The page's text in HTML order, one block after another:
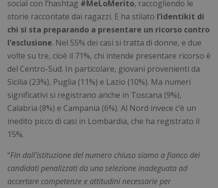
social con l’hashtag #MeLoMerito, raccogliendo le
storie raccontate dai ragazzi. E ha stilato l’identikit di
chi si sta preparando a presentare un ricorso contro
l’esclusione. Nel 55% dei casi si tratta di donne, e due
volte su tre, cioè il 71%, chi intende presentare ricorso è
del Centro-Sud. In particolare, giovani provenienti da
Sicilia (23%), Puglia (11%) e Lazio (10%). Ma numeri
significativi si registrano anche in Toscana (9%),
Calabria (8%) e Campania (6%). Al Nord invece c’è un
inedito picco di casi in Lombardia, che ha registrato il
15%.
“Fin dall’istituzione del numero chiuso siamo a fianco dei
candidati penalizzati da una selezione inadeguata ad
accertare competenze e attitudini necessarie per